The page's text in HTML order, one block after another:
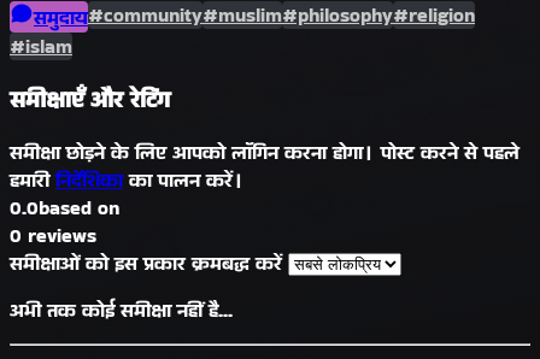
समुदाय#community#muslim#philosophy#religion
#islam
समीक्षाएँ और रेटिंग
समीक्षा छोड़ने के लिए आपको लॉगिन करना होगा। पोस्ट करने से पहले
हमारीनिर्देशिकाका पालन करें।
0.0based on
0 reviews
समीक्षाओं को इस प्रकार क्रमबद्ध करें
अभी तक कोई समीक्षा नहीं है...